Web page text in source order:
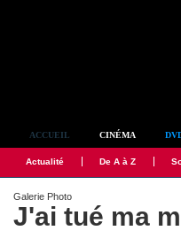
ACCUEIL CINÉMA
Actualité De A à Z
Galerie Photo
J'ai tué ma